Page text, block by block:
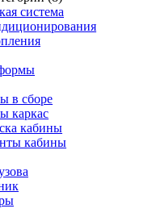
система
в сборе
каркас
кабины
кабины